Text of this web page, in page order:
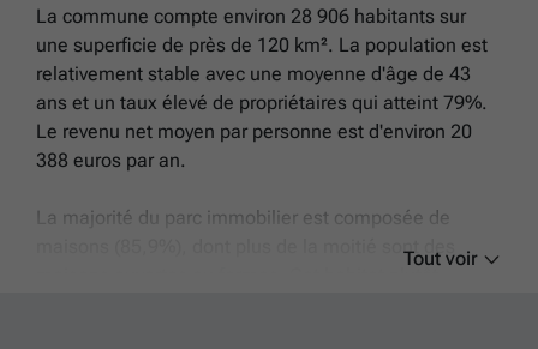
complémentaire ou pour organiser une visite, nous vous invitons à
contacter notre agence immobilière en référence RBW47131, afin de
découvrir ce bien qui saura répondre aux attentes les plus
exigeantes.En savoir plus ?
La commune compte environ 28 906 habitants sur
une superficie de près de 120 km². La population est
relativement stable avec une moyenne d'âge de 43
ans et un taux élevé de propriétaires qui atteint 79%.
Le revenu net moyen par personne est d'environ 20
388 euros par an.
La majorité du parc immobilier est composée de
maisons (85,9%), dont plus de la moitié sont des
Tout voir